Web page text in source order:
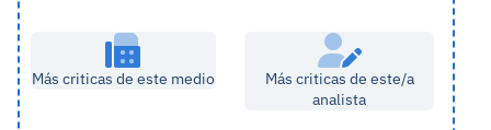
Más criticas de este medio
Más criticas de este/a
analista